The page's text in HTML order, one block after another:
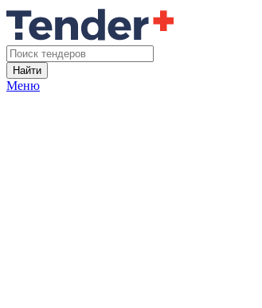
Найти
Меню